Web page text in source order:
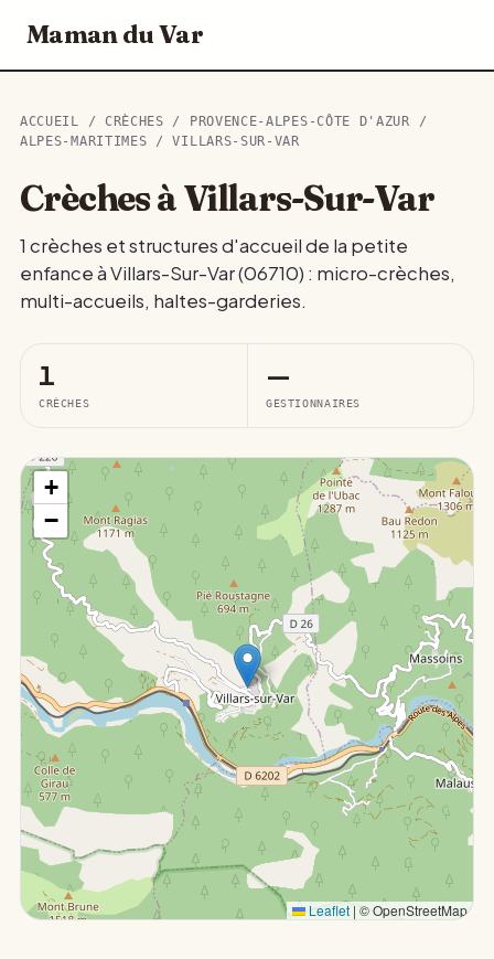
Maman du Var
ACCUEIL / CRÈCHES / PROVENCE-ALPES-CÔTE D'AZUR /
ALPES-MARITIMES / VILLARS-SUR-VAR
Crèches à Villars-Sur-Var
1 crèches et structures d'accueil de la petite
enfance à Villars-Sur-Var (06710) : micro-crèches,
multi-accueils, haltes-garderies.
1
CRÈCHES
—
GESTIONNAIRES
+
−
Leaflet | © OpenStreetMap